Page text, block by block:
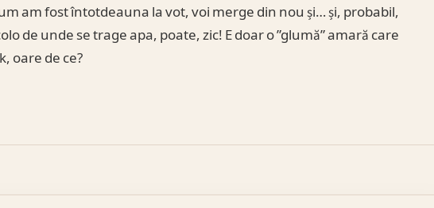
am fost întotdeauna la vot, voi merge din nou și… și, probabil,
de unde se trage apa, poate, zic! E doar o ”glumă” amară care
oare de ce?